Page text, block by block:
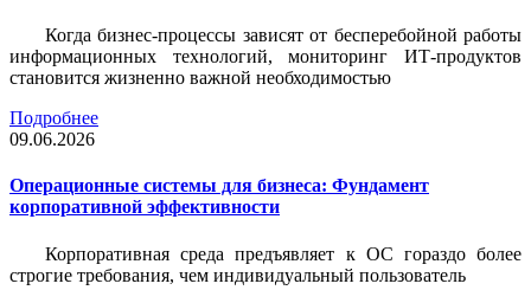
Когда бизнес-процессы зависят от бесперебойной работы
информационных технологий, мониторинг ИТ-продуктов
становится жизненно важной необходимостью
Подробнее
09.06.2026
Операционные системы для бизнеса: Фундамент
корпоративной эффективности
Корпоративная среда предъявляет к ОС гораздо более
строгие требования, чем индивидуальный пользователь